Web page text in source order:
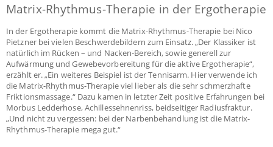
Matrix-Rhythmus-Therapie in der Ergotherapie
In der Ergotherapie kommt die Matrix-Rhythmus-Therapie bei Nico
Pietzner bei vielen Beschwerdebildern zum Einsatz. „Der Klassiker ist
natürlich im Rücken – und Nacken-Bereich, sowie generell zur
Aufwärmung und Gewebevorbereitung für die aktive Ergotherapie“,
erzählt er. „Ein weiteres Beispiel ist der Tennisarm. Hier verwende ich
die Matrix-Rhythmus-Therapie viel lieber als die sehr schmerzhafte
Friktionsmassage.“ Dazu kamen in letzter Zeit positive Erfahrungen bei
Morbus Ledderhose, Achillessehnenriss, beidseitiger Radiusfraktur.
„Und nicht zu vergessen: bei der Narbenbehandlung ist die Matrix-
Rhythmus-Therapie mega gut.“